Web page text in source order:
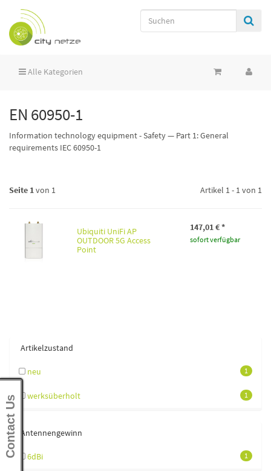
Alle Kategorien
EN 60950-1
Information technology equipment - Safety — Part 1: General
requirements IEC 60950-1
Seite 1von 1 Artikel 1 - 1 von 1
Ubiquiti UniFi AP
OUTDOOR 5G Access
Point
147,01 €*
sofort verfügbar
Artikelzustand
1
neu
1
werksüberholt
Antennengewinn
1
6dBi
Contact Us